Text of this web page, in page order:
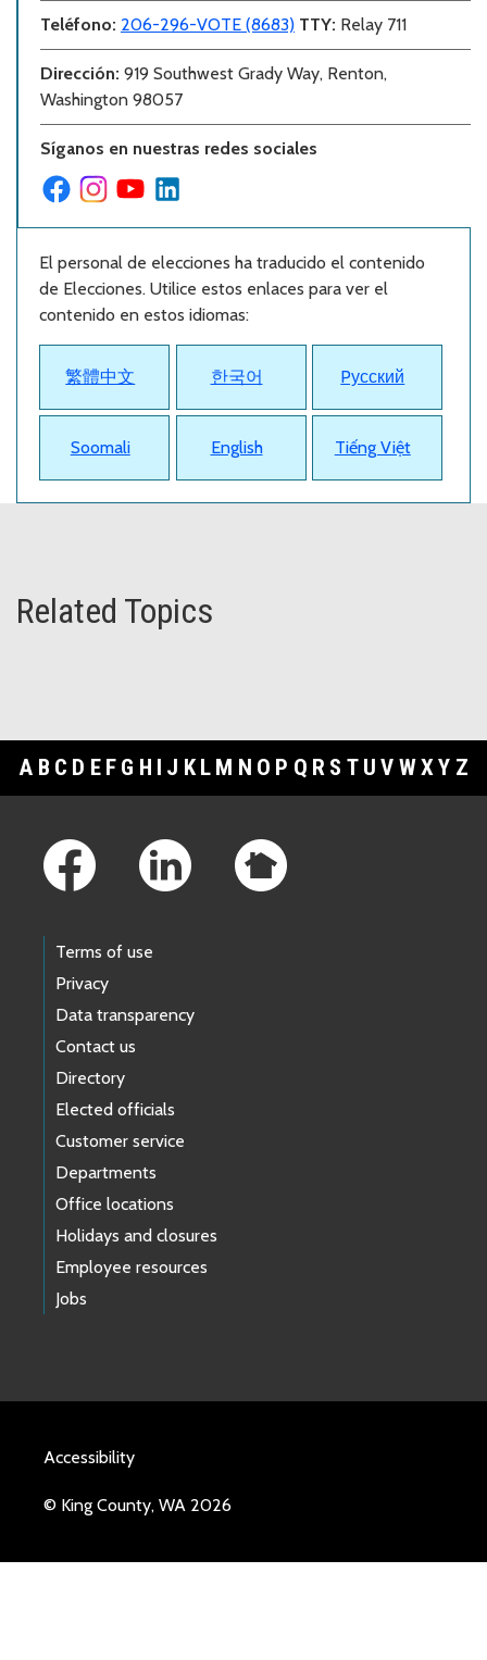
Teléfono: 206-296-VOTE (8683) TTY: Relay 711
Dirección: 919 Southwest Grady Way, Renton,
Washington 98057
Síganos en nuestras redes sociales
El personal de elecciones ha traducido el contenido
de Elecciones. Utilice estos enlaces para ver el
contenido en estos idiomas:
繁體中文 한국어 Pусский
Soomali English Tiếng Việt
Related Topics
A B C D E F G H I J K L M N O P Q R S T U V WXY Z
Terms of use
Privacy
Data transparency
Contact us
Directory
Elected officials
Customer service
Departments
Office locations
Holidays and closures
Employee resources
Jobs
Accessibility
© King County, WA 2026